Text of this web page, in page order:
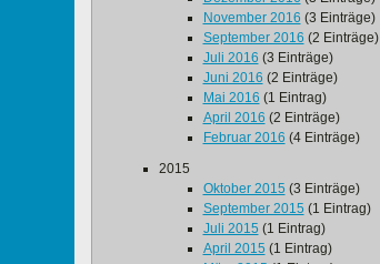
November 2016 (3 Einträge)
September 2016 (2 Einträge)
Juli 2016 (3 Einträge)
Juni 2016 (2 Einträge)
Mai 2016 (1 Eintrag)
April 2016 (2 Einträge)
Februar 2016 (4 Einträge)
2015
Oktober 2015 (3 Einträge)
September 2015 (1 Eintrag)
Juli 2015 (1 Eintrag)
April 2015 (1 Eintrag)